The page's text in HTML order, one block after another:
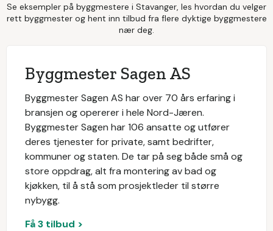
Se eksempler på byggmestere i Stavanger, les hvordan du velger
rett byggmester og hent inn tilbud fra flere dyktige byggmestere
nær deg.
Byggmester Sagen AS
Byggmester Sagen AS har over 70 års erfaring i
bransjen og opererer i hele Nord-Jæren.
Byggmester Sagen har 106 ansatte og utfører
deres tjenester for private, samt bedrifter,
kommuner og staten. De tar på seg både små og
store oppdrag, alt fra montering av bad og
kjøkken, til å stå som prosjektleder til større
nybygg.
Få 3 tilbud >